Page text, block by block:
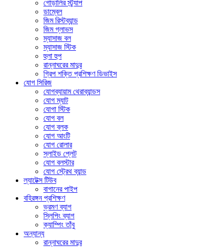
গোড়ালির স্ট্র্যাপ
ডাম্বেল
জিম রিস্টব্যান্ড
জিম গ্লাভস
ম্যাসাজ বল
ম্যাসাজ স্টিক
হুলা হুপ
রান্নাঘরের মাদুর
গ্রিপ শক্তি প্রশিক্ষণ ডিভাইস
যোগ সিরিজ
যোগব্যায়াম থেরাব্যান্ডস
যোগ ম্যাট
যোগা স্টিক
যোগ বল
যোগ ব্লক
যোগ আংটি
যোগ রোলার
স্লাইড প্লেট
যোগ বলস্টার
যোগ স্ট্রেথ ব্যান্ড
ল্যাটেক্স টিউব
বাগানের পাইপ
বহিরঙ্গন প্রশিক্ষণ
ভ্রমণ ব্যাগ
স্লিপিং ব্যাগ
ক্যাম্পিং তাঁবু
অন্যান্য
রান্নাঘরের মাদুর